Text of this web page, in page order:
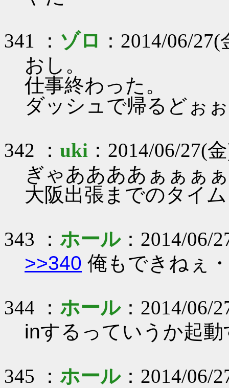
341 ： ゾロ ：2014/06/
おし。
仕事終わった。
ダッシュで帰るどぉ
342 ： uki ：2014/06/27(
ぎゃああああぁぁぁ
大阪出張までのタイ
343 ： ホール：2014/06/
>>340 俺もできねぇ
344 ： ホール：2014/06/
inするっていうか起
345 ： ホール：2014/06/